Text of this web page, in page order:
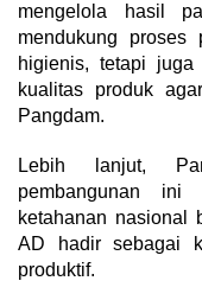
mengelola hasil
mendukung
higienis, tetapi juga
kualitas produk
Pangdam.
Lebih lanjut,
pembangunan ini
ketahanan nasional
AD hadir sebagai
produktif.